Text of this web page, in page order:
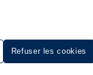
Refuser les cookies